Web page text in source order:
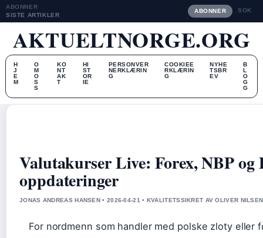
ABONNER
SISTE ARTIKLER
ABONNER SOK
AKTUELTNORGE.ORG
H
J
E
M
O
M
O
S
S
KO
NT
AK
T
HI
ST
OR
IE
PERSONVER
NERKLÆRIN
G
COOKIEE
RKLÆRIN
G
NYHE
TSBR
EV
B
L
O
G
G
Valutakurser Live: Forex, NBP og
oppdateringer
JONAS ANDREAS HANSEN • 2026-04-21 • KVALITETSSIKRET AV OLIVER NILSEN
For nordmenn som handler med polske zloty eller